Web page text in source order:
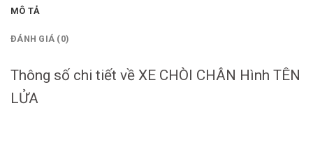
MÔ TẢ
ĐÁNH GIÁ (0)
Thông số chi tiết về XE CHÒI CHÂN Hình TÊN
LỬA